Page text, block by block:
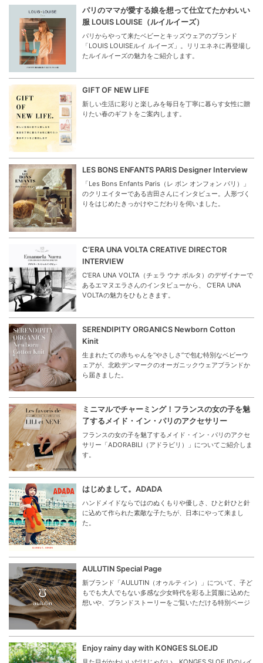
パリのママが愛する娘を想って仕立てたかわいい
服 LOUIS LOUISE（ルイルイーズ）
パリからやって来たベビーとキッズウェアのブランド
「LOUIS LOUISEルイ ルイーズ」。リリエネネに再登場し
たルイルイーズの魅力をご紹介します。
GIFT OF NEW LIFE
新しい生活に彩りと楽しみを毎日を丁寧に暮らす女性に贈
りたい春のギフトをご案内します。
LES BONS ENFANTS PARIS Designer Interview
「Les Bons Enfants Paris（レ ボン オンフォン パリ）」
のクリエイターである吉田さんにインタビュー。人形づく
りをはじめたきっかけやこだわりを伺いました。
C’ERA UNA VOLTA CREATIVE DIRECTOR
INTERVIEW
C’ERA UNA VOLTA（チェラ ウナ ボルタ）のデザイナーで
あるエマヌエラさんのインタビューから、 C’ERA UNA
VOLTAの魅力をひもときます。
SERENDIPITY ORGANICS Newborn Cotton
Kinit
生まれたての赤ちゃんを“やさしさ”で包む特別なベビーウ
ェアが、北欧デンマークのオーガニックウェアブランドか
ら届きました。
ミニマルでチャーミング！フランスの女の子を魅
了するメイド・イン・パリのアクセサリー
フランスの女の子を魅了するメイド・イン・パリのアクセ
サリー「ADORABILI（アドラビリ）」についてご紹介しま
す。
はじめまして。ADADA
ハンドメイドならではのぬくもりや優しさ、ひと針ひと針
に込めて作られた素敵な子たちが、日本にやって来まし
た。
AULUTIN Special Page
新ブランド「AULUTIN（オゥルティン）」について、子ど
もでも大人でもない多感な少女時代を彩る上質服に込めた
想いや、ブランドストーリーをご覧いただける特別ページ
Enjoy rainy day with KONGES SLOEJD